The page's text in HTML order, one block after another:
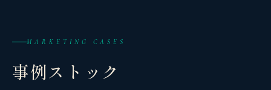
MARKETING CASES
事例ストック